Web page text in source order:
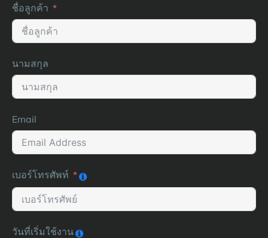
ชื่อลูกค้า
นามสกุล
Email
เบอร์โทรศัพท์
วันที่เริ่มใช้งาน